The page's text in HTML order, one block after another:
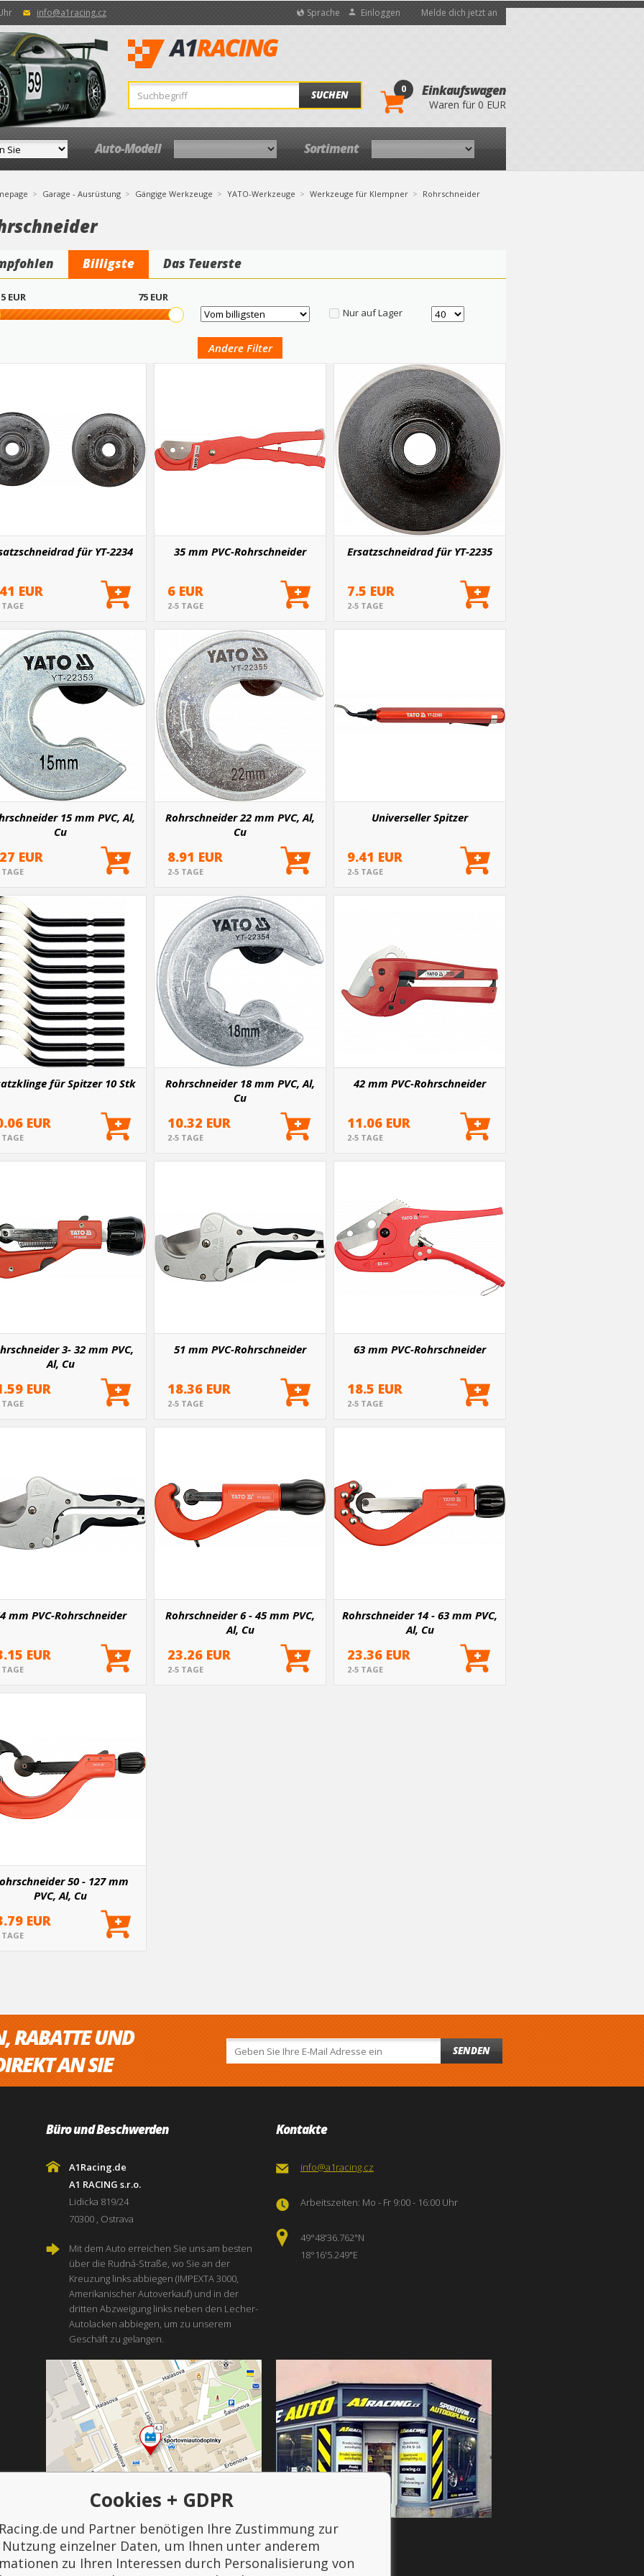
info@a1racing.cz Sprache Einloggen Melde dich jetzt an
SUCHEN 0 Einkaufswagen
Waren für 0 EUR
Auto-Modell Sortiment
Garage - Ausrüstung Gängige Werkzeuge YATO-Werkzeuge Werkzeuge für Klempner Rohrschneider
Billigste Das Teuerste
5 EUR 75 EUR
Nur auf Lager
Andere Filter
für YT-2234
EUR
TAGE
35 mm PVC-Rohrschneider
6 EUR
2-5 TAGE
Ersatzschneidrad für YT-2235
7.5 EUR
2-5 TAGE
15 mm PVC, Al,
Cu
EUR
TAGE
Rohrschneider 22 mm PVC, Al,
Cu
8.91 EUR
2-5 TAGE
Universeller Spitzer
9.41 EUR
2-5 TAGE
für Spitzer 10 Stk
EUR
TAGE
Rohrschneider 18 mm PVC, Al,
Cu
10.32 EUR
2-5 TAGE
42 mm PVC-Rohrschneider
11.06 EUR
2-5 TAGE
3- 32 mm PVC,
Al, Cu
EUR
TAGE
51 mm PVC-Rohrschneider
18.36 EUR
2-5 TAGE
63 mm PVC-Rohrschneider
18.5 EUR
2-5 TAGE
mm PVC-Rohrschneider
EUR
TAGE
Rohrschneider 6 - 45 mm PVC,
Al, Cu
23.26 EUR
2-5 TAGE
Rohrschneider 14 - 63 mm PVC,
Al, Cu
23.36 EUR
2-5 TAGE
50 - 127 mm
PVC, Al, Cu
EUR
TAGE
RABATTE UND
AN SIE
SENDEN
Büro und Beschwerden
A1Racing.de
A1 RACING s.r.o.
Lidicka 819/24
70300 , Ostrava
Mit dem Auto erreichen Sie uns am besten
über die Rudná-Straße, wo Sie an der
Kreuzung links abbiegen (IMPEXTA 3000,
Amerikanischer Autoverkauf) und in der
dritten Abzweigung links neben den Lecher-
Autolacken abbiegen, um zu unserem
Geschäft zu gelangen.
Kontakte
info@a1racing.cz
Arbeitszeiten: Mo - Fr 9:00 - 16:00 Uhr
49°48'36.762"N
18°16'5.249"E
Bezahlung und Transport
Cookies + GDPR
und Partner benötigen Ihre Zustimmung zur
Nutzung einzelner Daten, um Ihnen unter anderem
zu Ihren Interessen durch Personalisierung von